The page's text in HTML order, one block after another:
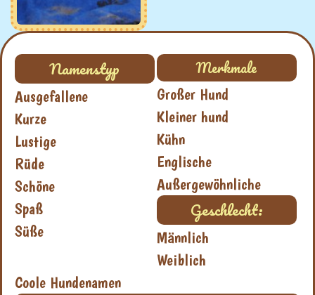
Namenstyp
Ausgefallene
Kurze
Lustige
Rüde
Schöne
Spaß
Süße
Merkmale
Großer Hund
Kleiner hund
Kühn
Englische
Außergewöhnliche
Geschlecht:
Männlich
Weiblich
Coole Hundenamen